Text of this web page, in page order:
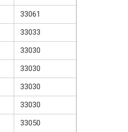
33061
33033
33030
33030
33030
33030
33050